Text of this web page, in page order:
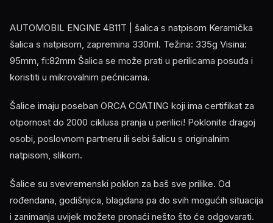
AUTOMOBIL ENGINE 4B11T | šalica s natpisom Keramička
šalica s natpisom, zapremina 330ml. Težina: 335g Visina:
95mm, fi:82mm Šalica se može prati u perilicama posuđa i
koristiti u mikrovalnim pećnicama.
Šalice imaju poseban ORCA COATING koji ima certifikat za
otpornost do 2000 ciklusa pranja u perilici! Poklonite dragoj
osobi, poslovnom partneru ili sebi šalicu s originalnim
natpisom, slikom.
Šalice su svevremenski poklon za baš sve prilike. Od
rođendana, godišnjica, blagdana pa do svih mogućih situacija
i zanimanja uvijek možete pronaći nešto što će odgovarati.